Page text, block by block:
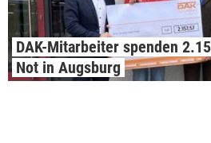
DAK-Mitarbeiter spenden
Not in Augsburg